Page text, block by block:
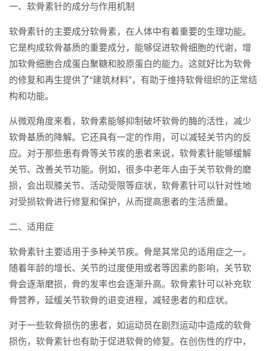
一、软骨素针的成分与作用机制
软骨素针的主要成分软骨素，在人体中有着重要的生理功能。
它是构成软骨基质的重要成分，能够促进软骨细胞的代谢，增
加软骨细胞合成蛋白聚糖和胶原蛋白的能力。这就好比为软骨
的修复和再生提供了“建筑材料”，有助于维持软骨组织的正常结
构和功能。
从微观角度来看，软骨素能够抑制破坏软骨的酶的活性，减少
软骨基质的降解。它还具有一定的作用，可以减轻关节内的反
应。对于那些患有骨等关节疾的患者来说，软骨素针能够缓解
关节、改善关节功能。例如，很多中老年人由于关节软骨的磨
损，会出现膝关节、活动受限等症状，软骨素针可以针对性地
对受损软骨进行修复和保护，从而提高患者的生活质量。
二、适用症
软骨素针主要适用于多种关节疾。骨是其常见的适用症之一。
随着年龄的增长、关节的过度使用或者等因素的影响，关节软
骨会逐渐磨损，骨的发率也会逐渐升高。软骨素针可以补充软
骨营养，延缓关节软骨的退变进程，减轻患者的和症状。
对于一些软骨损伤的患者，如运动员在剧烈运动中造成的软骨
损伤，软骨素针也有助于促进软骨的修复。在创伤性的疗中，